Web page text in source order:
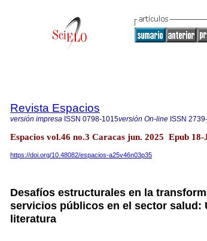
Revista Espacios
versión impresa ISSN 0798-1015versión On-line ISSN
Espacios vol.46 no.3 Caracas jun. 2025 Epub 18-
https://doi.org/10.48082/espacios-a25v46n03p35
Desafíos estructurales en la
servicios públicos en el sector salud:
literatura